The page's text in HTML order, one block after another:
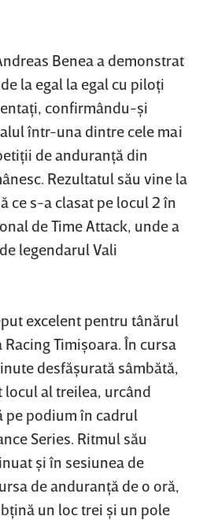
Benea a demonstrat
la egal la egal cu piloţi
confirmându-şi
într-una dintre cele mai
de anduranţă din
Rezultatul său vine la
ce s-a clasat pe locul 2 în
de Time Attack, unde a
legendarul Vali
excelent pentru tânărul
Timişoara. În cursa
desfăşurată sâmbătă,
al treilea, urcând
pe podium în cadrul
Series. Ritmul său
şi în sesiunea de
de anduranţă de o oră,
un loc trei şi un pole